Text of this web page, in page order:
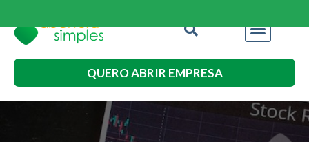
QUERO ABRIR EMPRESA